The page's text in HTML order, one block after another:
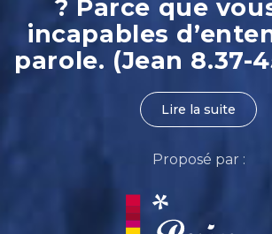
? Parce que
incapables
parole. (Jean 8.37-
Lire la suite
Proposé par :